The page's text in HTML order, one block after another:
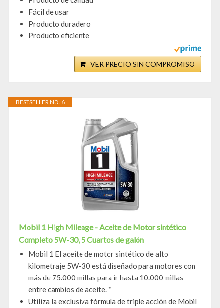
Fácil de usar
Producto duradero
Producto eficiente
VER PRECIO SIN COMPROMISO
BESTSELLER NO. 6
Mobil 1 High Mileage - Aceite de Motor sintético
Completo 5W-30, 5 Cuartos de galón
Mobil 1 El aceite de motor sintético de alto
kilometraje 5W-30 está diseñado para motores con
más de 75.000 millas para ir hasta 10.000 millas
entre cambios de aceite. *
Utiliza la exclusiva fórmula de triple acción de Mobil